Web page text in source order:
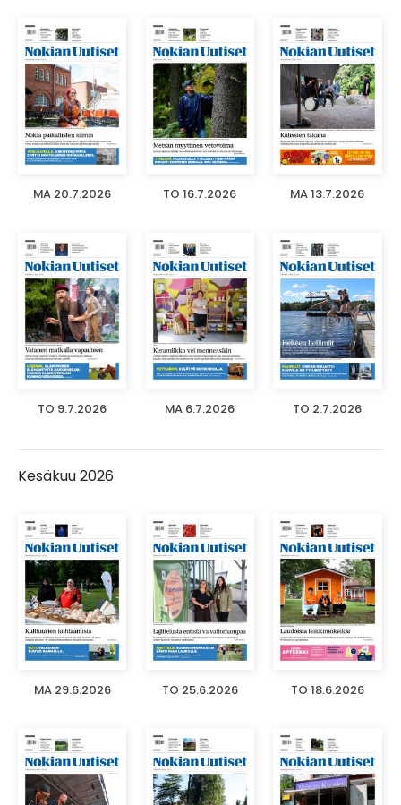
MA 20.7.2026 TO 16.7.2026 MA 13.7.2026
TO 9.7.2026 MA 6.7.2026 TO 2.7.2026
Kesäkuu 2026
MA 29.6.2026 TO 25.6.2026 TO 18.6.2026